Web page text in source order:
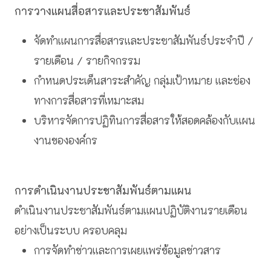
การวางแผนสื่อสารและประชาสัมพันธ์
จัดทำแผนการสื่อสารและประชาสัมพันธ์ประจำปี /
รายเดือน / รายกิจกรรม
กำหนดประเด็นสาระสำคัญ กลุ่มเป้าหมาย และช่อง
ทางการสื่อสารที่เหมาะสม
บริหารจัดการปฏิทินการสื่อสารให้สอดคล้องกับแผน
งานขององค์กร
การดำเนินงานประชาสัมพันธ์ตามแผน
ดำเนินงานประชาสัมพันธ์ตามแผนปฏิบัติงานรายเดือน
อย่างเป็นระบบ ครอบคลุม
การจัดทำข่าวและการเผยแพร่ข้อมูลข่าวสาร